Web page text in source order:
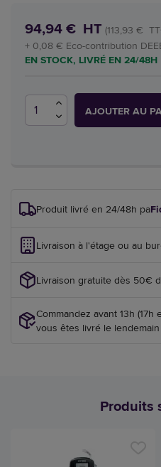
94,94 € HT (113,93 €
+ 0,08 € Eco-contribution
EN STOCK, LIVRÉ EN 24/48H
AJOUTER AU
Produit livré en 24/48h par
Livraison à l'étage ou au
Livraison gratuite dès 50€
Commandez avant 13h (17h
vous êtes livré le
Produits